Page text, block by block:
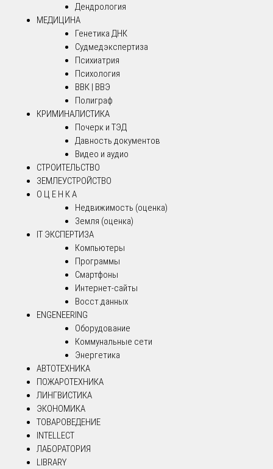
Дендрология
МЕДИЦИНА
Генетика ДНК
Судмедэкспертиза
Психиатрия
Психология
ВВК | ВВЭ
Полиграф
КРИМИНАЛИСТИКА
Почерк и ТЭД
Давность документов
Видео и аудио
СТРОИТЕЛЬСТВО
ЗЕМЛЕУСТРОЙСТВО
О Ц Е Н К А
Недвижимость (оценка)
Земля (оценка)
IT ЭКСПЕРТИЗА
Компьютеры
Программы
Смартфоны
Интернет-сайты
Восст.данных
ENGENEERING
Оборудование
Коммунальные сети
Энергетика
АВТОТЕХНИКА
ПОЖАРОТЕХНИКА
ЛИНГВИСТИКА
ЭКОНОМИКА
ТОВАРОВЕДЕНИЕ
INTELLECT
ЛАБОРАТОРИЯ
LIBRARY